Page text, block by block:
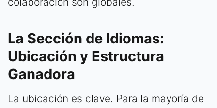
La Sección de Idiomas:
Ubicación y Estructura
Ganadora
La ubicación es clave. Para la mayoría de